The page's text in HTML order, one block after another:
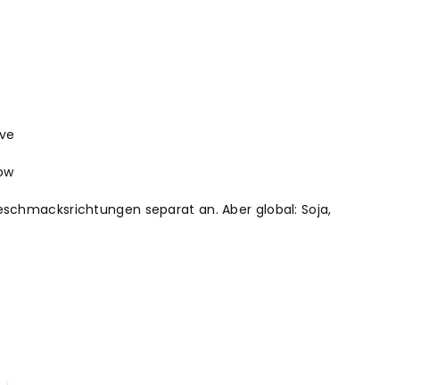
separat an. Aber global: Soja,